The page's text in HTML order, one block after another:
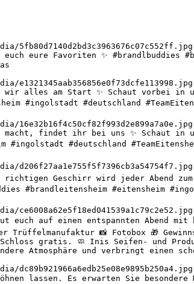
eure Favoriten ✨ #brandlbuddies
alles am Start ✨ Schaut vorbei in
#ingolstadt #deutschland
findet ihr bei uns ✨ Schaut
#ingolstadt #deutschland
richtigen Geschirr wird jeder Abend
#brandleitensheim #eitensheim
auf einen entspannten Abend mit
Trüffelmanufaktur 📸 Fotobox 🎁
gratis. 🧼 Inis Seifen- und
Atmosphäre und verbringt einen
lassen. Es erwarten Sie